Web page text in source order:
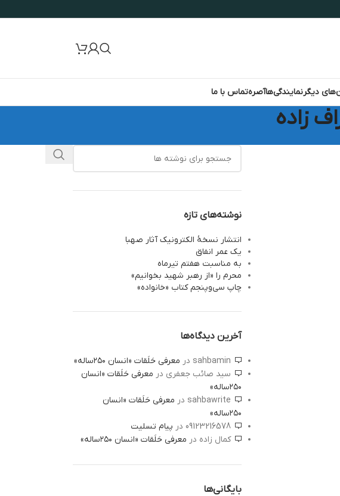
دیگرنمایندگی‌هاآصرهتماس با ما
زاده
نوشته‌های تازه
انتشار نسخۀ الکترونیک آثار صهبا
یک عمر انفاق
به مناسبت هفتم تیرماه
محرم را «از رهبر شهید بخوانیم»
چاپ سی‌‌وپنجم کتاب «خانواده»
آخرین دیدگاه‌ها
sahbamin در معرفی حَلَقات «انسان ۲۵۰ساله»
سید صائب جعفری در معرفی حَلَقات «انسان
۲۵۰ساله»
sahbawrite در معرفی حَلَقات «انسان
۲۵۰ساله»
09123216578در پیام تسلیت
کمال زاده در معرفی حَلَقات «انسان ۲۵۰ساله»
بایگانی‌ها